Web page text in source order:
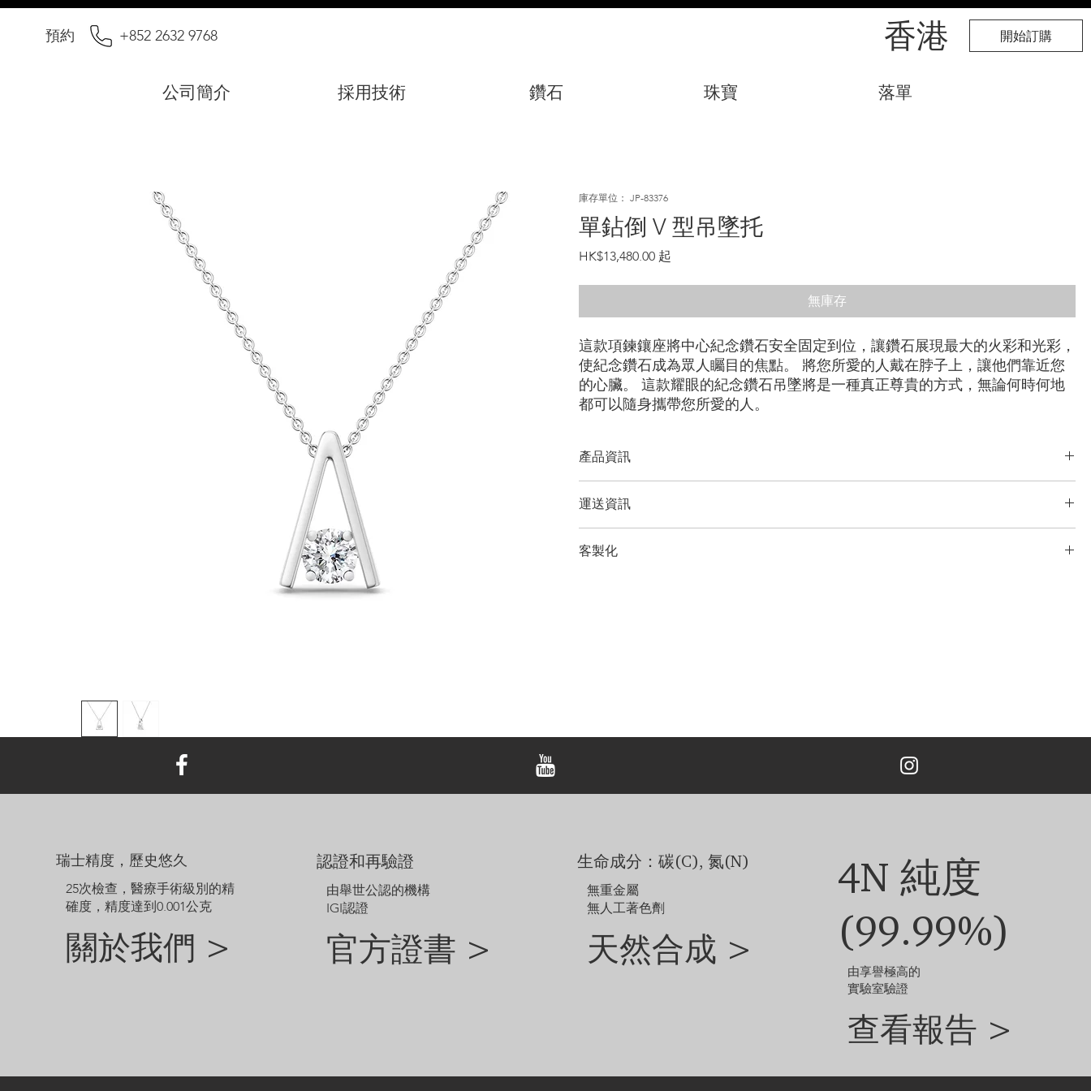
公司簡介 採用技術 鑽石 珠寶 落單
預約 +852 2632 9768 開始訂購
​香港
庫存單位： JP-83376
單鉆倒 V 型吊墜托
HK$13,480.00
價
無庫存
這款項鍊鑲座將中心紀念鑽石安全固定到位，讓鑽石展現最大的火彩和光彩，
使紀念鑽石成為眾人矚目的焦點。 將您所愛的人戴在脖子上，讓他們靠近您
的心臟。 這款耀眼的紀念鑽石吊墜將是一種真正尊貴的方式，無論何時何地
都可以隨身攜帶您所愛的人。
產品資訊
形
金屬選項：
鏈條長度：
運送資訊
輸和定期洲際運輸。 LONITÉ 只與最安全、最可靠的快遞公司合作，以確保安全、及時地交付您的
客製化
瑞士精度，歷史悠久
25次檢查，醫療手術級別的精
確度，精度達到0.001公克
關於我們 >
認證和再驗證
由舉世公認的機構
IGI認證
官方證書 >
生命成分：碳(C), 氮(N)
無重金屬
無人工著色劑
天然合成 >
4N 純度
(99.99%)
由享譽極高的
實驗室驗證
查看報告 >